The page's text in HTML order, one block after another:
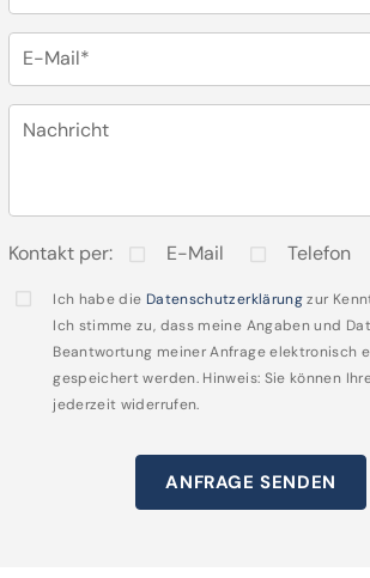
E-Mail*
Nachricht
Kontakt per: E-Mail Telefon
Ich habe die Datenschutzerklärungzur
Ich stimme zu, dass meine Angaben und
Beantwortung meiner Anfrage elektronisch
gespeichert werden. Hinweis: Sie können
jederzeit widerrufen.
ANFRAGE SENDEN